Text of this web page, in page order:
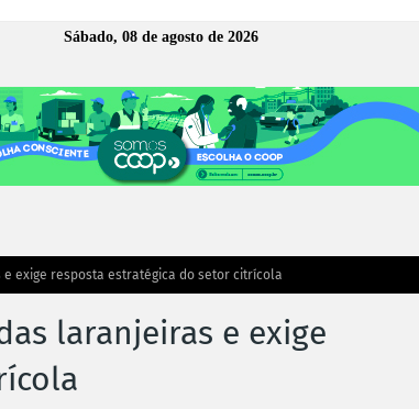
Sábado, 08 de agosto de 2026
exige resposta estratégica do setor citrícola
laranjeiras e exige